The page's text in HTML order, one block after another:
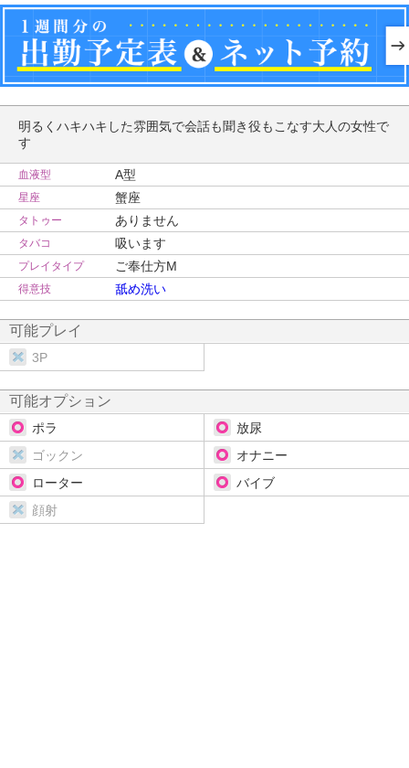
明るくハキハキした雰囲気で会話も聞き役もこなす大人の女性で
す
血液型 A型
星座 蟹座
タトゥー ありません
タバコ 吸います
プレイタイプ ご奉仕方M
得意技 舐め洗い
可能プレイ
3P
可能オプション
ポラ
放尿
ゴックン
オナニー
ローター
バイブ
顔射